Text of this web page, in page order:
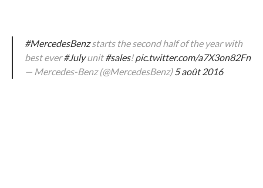
#MercedesBenzstarts the second half of the year with
best ever#Julyunit#sales!pic.twitter.com/a7X3on82Fn
— Mercedes-Benz (@MercedesBenz)5 août 2016